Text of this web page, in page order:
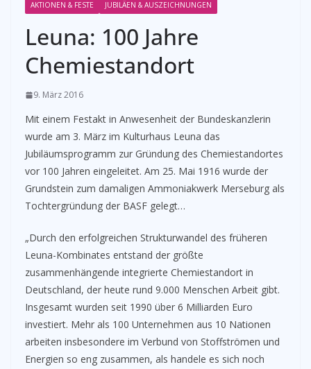
AKTIONEN & FESTE JUBILÄEN & AUSZEICHNUNGEN
Leuna: 100 Jahre
Chemiestandort
9. März 2016
Mit einem Festakt in Anwesenheit der Bundeskanzlerin
wurde am 3. März im Kulturhaus Leuna das
Jubiläumsprogramm zur Gründung des Chemiestandortes
vor 100 Jahren eingeleitet. Am 25. Mai 1916 wurde der
Grundstein zum damaligen Ammoniakwerk Merseburg als
Tochtergründung der BASF gelegt…
„Durch den erfolgreichen Strukturwandel des früheren
Leuna-Kombinates entstand der größte
zusammenhängende integrierte Chemiestandort in
Deutschland, der heute rund 9.000 Menschen Arbeit gibt.
Insgesamt wurden seit 1990 über 6 Milliarden Euro
investiert. Mehr als 100 Unternehmen aus 10 Nationen
arbeiten insbesondere im Verbund von Stoffströmen und
Energien so eng zusammen, als handele es sich noch